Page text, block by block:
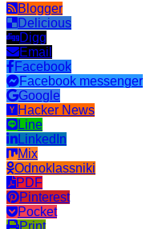
Blogger
Delicious
Digg
Email
Facebook
Facebook messenger
Google
Hacker News
Line
LinkedIn
Mix
Odnoklassniki
PDF
Pinterest
Pocket
Print